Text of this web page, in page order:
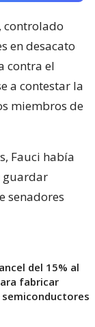
controlado
en desacato
contra el
a contestar la
miembros de
Fauci había
guardar
senadores
del 15% al
fabricar